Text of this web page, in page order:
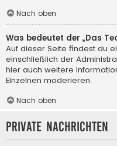
Nach oben
Was bedeutet der „Das
Auf dieser Seite findest du
einschließlich der
hier auch weitere
Einzelnen moderieren.
Nach oben
Private Nachrichten